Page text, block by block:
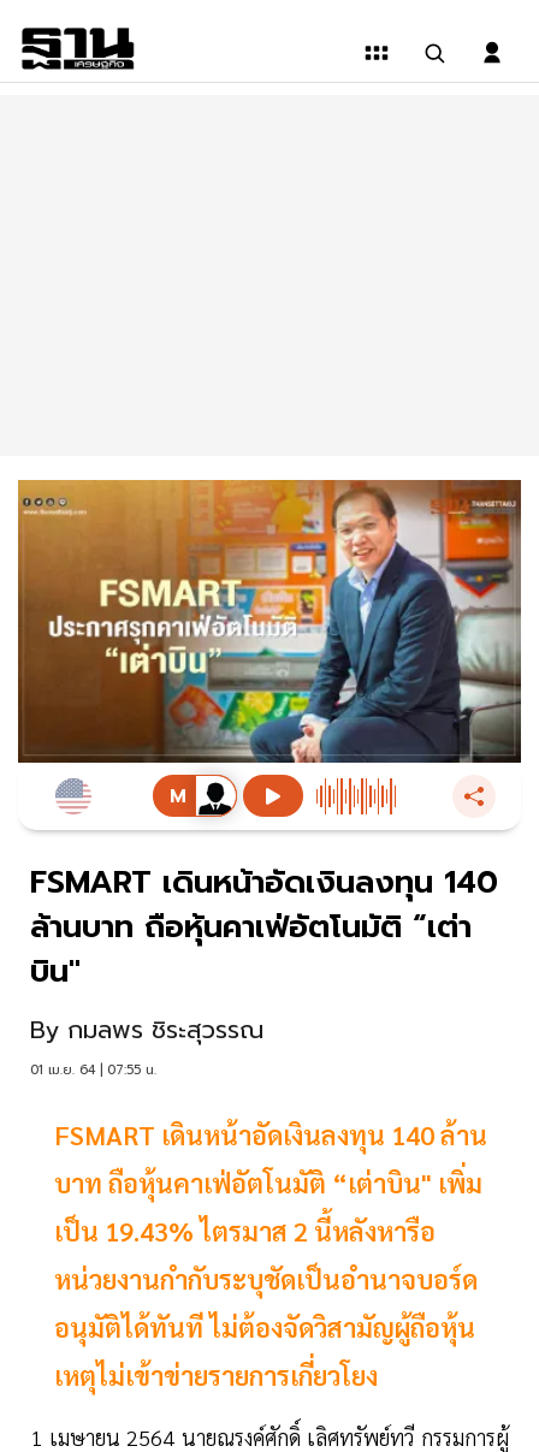
FSMART เดินหน้าอัดเงินลงทุน 140
ล้านบาท ถือหุ้นคาเฟ่อัตโนมัติ “เต่า
บิน"
By กมลพร ชิระสุวรรณ
01 เม.ย. 64 | 07:55 น.
FSMART เดินหน้าอัดเงินลงทุน 140 ล้าน
บาท ถือหุ้นคาเฟ่อัตโนมัติ “เต่าบิน" เพิ่ม
เป็น 19.43% ไตรมาส 2 นี้หลังหารือ
หน่วยงานกำกับระบุชัดเป็นอำนาจบอร์ด
อนุมัติได้ทันที ไม่ต้องจัดวิสามัญผู้ถือหุ้น
เหตุไม่เข้าข่ายรายการเกี่ยวโยง
1 เมษายน 2564 นายณรงค์ศักดิ์ เลิศทรัพย์ทวี กรรมการผู้